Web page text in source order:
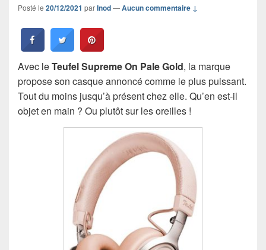
Posté le 20/12/2021 parInod—Aucun commentaire ↓
Avec leTeufel Supreme On Pale Gold, la marque
propose son casque annoncé comme le plus puissant.
Tout du moins jusqu’à présent chez elle. Qu’en est-il
objet en main ? Ou plutôt sur les oreilles !